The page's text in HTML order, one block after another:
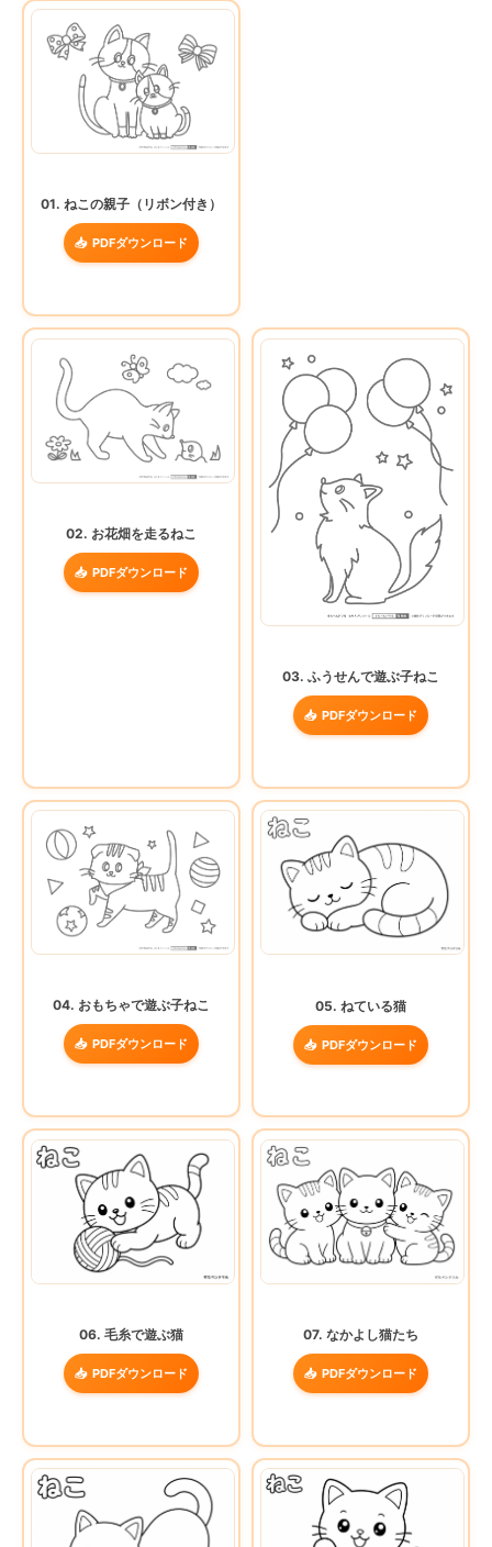
01. ねこの親子（リボン付き）
PDFダウンロード
02. お花畑を走るねこ
PDFダウンロード
03. ふうせんで遊ぶ子ねこ
PDFダウンロード
04. おもちゃで遊ぶ子ねこ
PDFダウンロード
05. ねている猫
PDFダウンロード
06. 毛糸で遊ぶ猫
PDFダウンロード
07. なかよし猫たち
PDFダウンロード